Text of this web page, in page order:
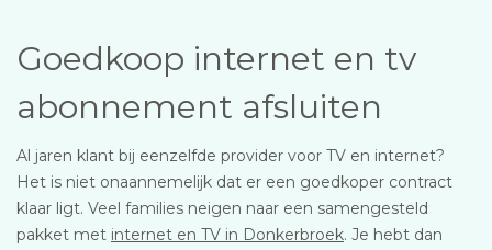
Goedkoop internet en tv
abonnement afsluiten
Al jaren klant bij eenzelfde provider voor TV en internet?
Het is niet onaannemelijk dat er een goedkoper contract
klaar ligt. Veel families neigen naar een samengesteld
pakket met internet en TV in Donkerbroek. Je hebt dan